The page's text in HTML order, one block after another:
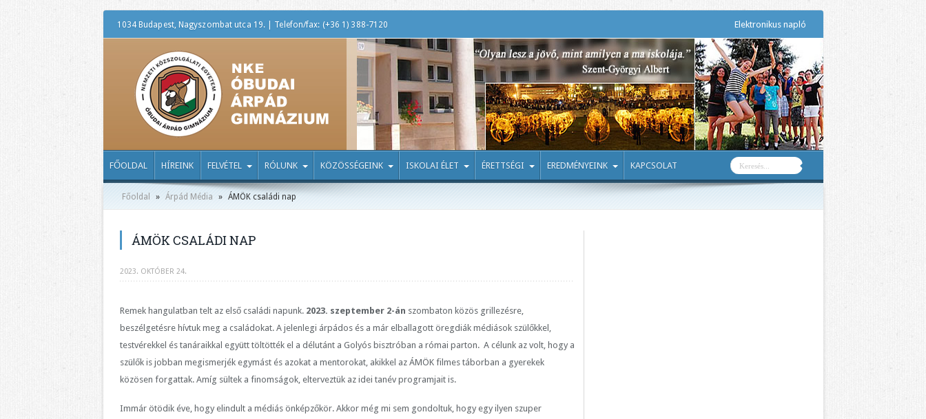
1034 Budapest, Nagyszombat utca 19. | Telefon/fax: (+36 1) 388-7120 Elektronikus napló
FŐOLDAL HÍREINK FELVÉTEL RÓLUNK KÖZÖSSÉGEINK ISKOLAI ÉLET ÉRETTSÉGI EREDMÉNYEINK KAPCSOLAT
Főoldal » Árpád Média » ÁMÖK családi nap
ÁMÖK CSALÁDI NAP
2023. OKTÓBER 24.
Remek hangulatban telt az első családi napunk. 2023. szeptember 2-án szombaton közös grillezésre,
beszélgetésre hívtuk meg a családokat. A jelenlegi árpádos és a már elballagott öregdiák médiások szülőkkel,
testvérekkel és tanáraikkal együtt töltötték el a délutánt a Golyós bisztróban a római parton. A célunk az volt, hogy a
szülők is jobban megismerjék egymást és azokat a mentorokat, akikkel az ÁMÖK filmes táborban a gyerekek
közösen forgattak. Amíg sültek a finomságok, elterveztük az idei tanév programjait is.
Immár ötödik éve, hogy elindult a médiás önképzőkör. Akkor még mi sem gondoltuk, hogy egy ilyen szuper